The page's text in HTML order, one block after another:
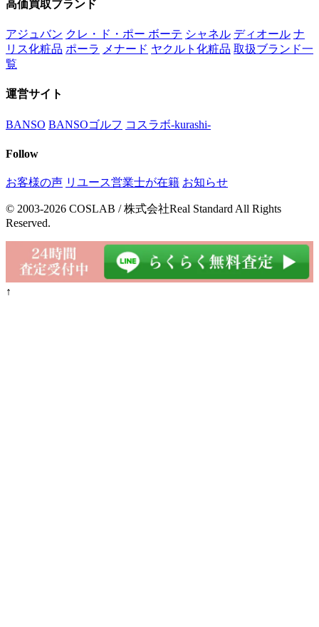
高価買取ブランド
アジュバン クレ・ド・ポー ボーテ シャネル ディオール ナ
リス化粧品 ポーラ メナード ヤクルト化粧品 取扱ブランド一
覧
運営サイト
BANSO BANSOゴルフ コスラボ-kurashi-
Follow
お客様の声 リユース営業士が在籍 お知らせ
© 2003-2026 COSLAB / 株式会社Real Standard All Rights
Reserved.
↑